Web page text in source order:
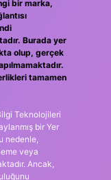
bir marka,
Burada yer
olup, gerçek
tamamen
Teknolojileri
bir Yer
nedenle,
veya
Ancak,